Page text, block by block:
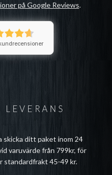
skicka ditt paket inom 24
varuvärde från 799kr, för
standardfrakt 45-49 kr.
på Google Reviews.